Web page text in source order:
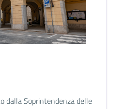
dalla Soprintendenza delle